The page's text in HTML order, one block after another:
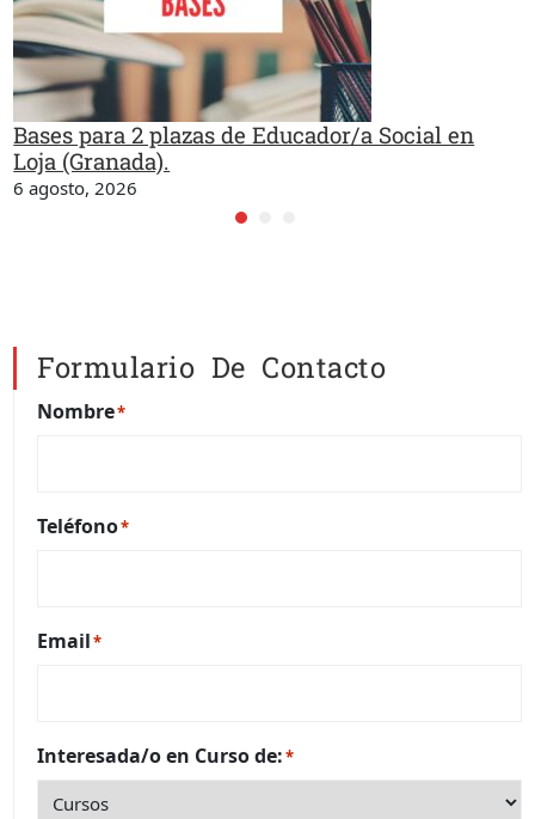
Bases para 2 plazas de Educador/a Social en
Loja (Granada).
6 agosto, 2026
Formulario De Contacto
Nombre*
Teléfono*
Email*
Interesada/o en Curso de:*